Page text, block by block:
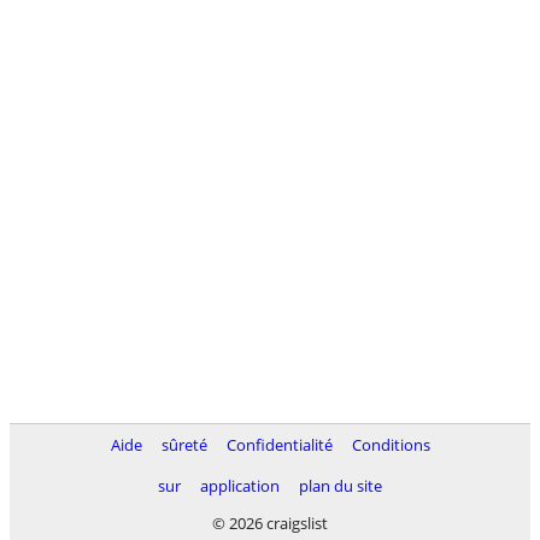
Aide sûreté Confidentialité
Conditions
sur
application
plan du site
© 2026 craigslist